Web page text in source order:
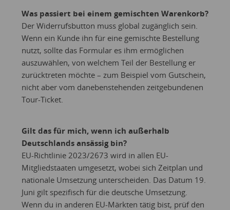
Was passiert bei einem gemischten Warenkorb?
Der Widerrufsbutton muss global zugänglich sein.
Wenn ein Kunde ihn für eine gemischte Bestellung
nutzt, sollte das Formular es ihm ermöglichen
auszuwählen, von welchem Teil der Bestellung er
zurücktreten möchte – zum Beispiel vom Gutschein,
nicht aber vom danebenstehenden zeitgebundenen
Tour-Ticket.
Gilt das für mich, wenn ich außerhalb
Deutschlands ansässig bin?
EU-Richtlinie 2023/2673 wird in allen EU-
Mitgliedstaaten umgesetzt, wobei sich Zeitplan und
nationale Umsetzung unterscheiden. Das Datum 19.
Juni gilt spezifisch für die deutsche Umsetzung.
Wenn du in anderen EU-Märkten tätig bist, prüf den